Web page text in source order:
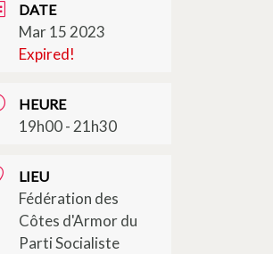
DATE
Mar 15 2023
Expired!
HEURE
19h00 - 21h30
LIEU
Fédération des
Côtes d'Armor du
Parti Socialiste